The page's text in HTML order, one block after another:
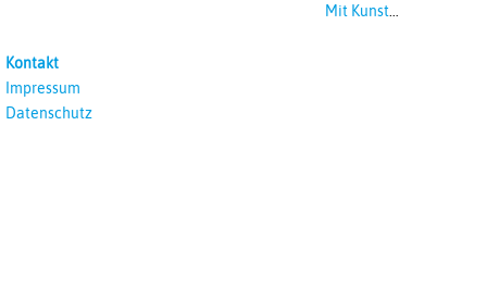
Mit Kunst
Kontakt
Impressum
Datenschutz